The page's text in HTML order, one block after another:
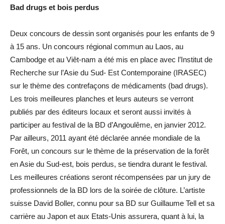
Bad drugs et bois perdus
Deux concours de dessin sont organisés pour les enfants de 9
à 15 ans. Un concours régional commun au Laos, au
Cambodge et au Viêt-nam a été mis en place avec l’Institut de
Recherche sur l’Asie du Sud- Est Contemporaine (IRASEC)
sur le thème des contrefaçons de médicaments (bad drugs).
Les trois meilleures planches et leurs auteurs se verront
publiés par des éditeurs locaux et seront aussi invités à
participer au festival de la BD d’Angoulême, en janvier 2012.
Par ailleurs, 2011 ayant été déclarée année mondiale de la
Forêt, un concours sur le thème de la préservation de la forêt
en Asie du Sud-est, bois perdus, se tiendra durant le festival.
Les meilleures créations seront récompensées par un jury de
professionnels de la BD lors de la soirée de clôture. L’artiste
suisse David Boller, connu pour sa BD sur Guillaume Tell et sa
carrière au Japon et aux Etats-Unis assurera, quant à lui, la